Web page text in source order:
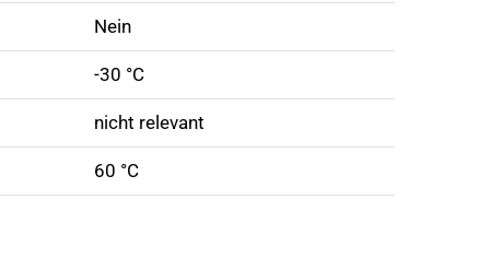
Nein
-30 °C
nicht relevant
60 °C